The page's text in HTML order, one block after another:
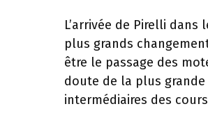
L’arrivée de Pirelli
plus grands
être le passage des
doute de la plus
intermédiaires des